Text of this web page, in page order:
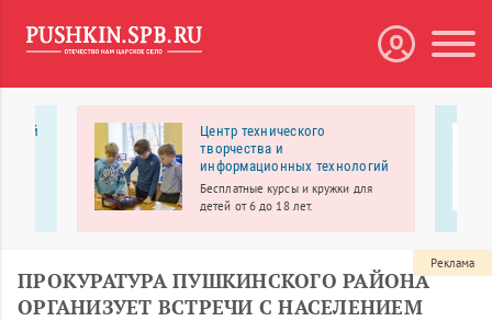
Центр технического
творчества и
информационных технологий
Бесплатные курсы и кружки для
детей от 6 до 18 лет.
ПРОКУРАТУРА ПУШКИНСКОГО РАЙОНА
ОРГАНИЗУЕТ ВСТРЕЧИ С НАСЕЛЕНИЕМ
Реклама